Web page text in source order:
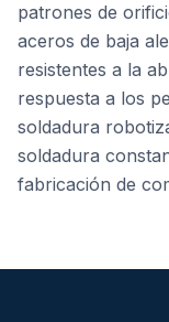
patrones de
aceros de baja
resistentes a la
respuesta a los
soldadura
soldadura
fabricación de